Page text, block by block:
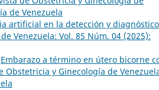
de Venezuela
artificial en la detección y
Venezuela: Vol. 85 Núm. 04 (2025):
Embarazo a término en útero bicorne
Obstetricia y Ginecología de